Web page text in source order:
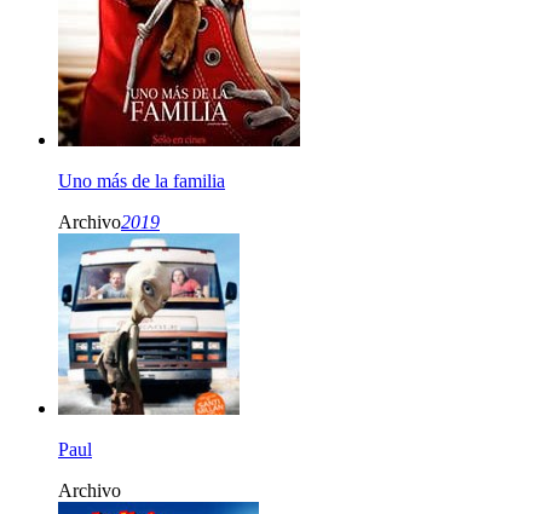
Uno más de la familia
Archivo2019
Paul
Archivo